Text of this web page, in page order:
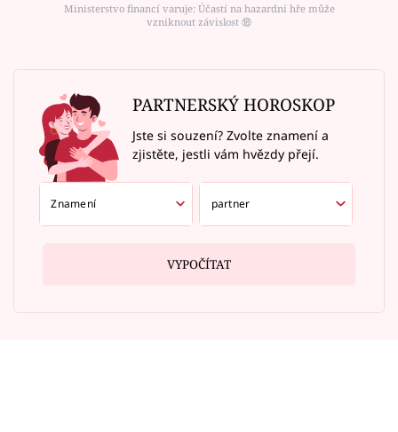
Ministerstvo financí varuje: Účastí na hazardní hře může
vzniknout závislost ⑱
PARTNERSKÝ HOROSKOP
Jste si souzení? Zvolte znamení a
zjistěte, jestli vám hvězdy přejí.
VYPOČÍTAT